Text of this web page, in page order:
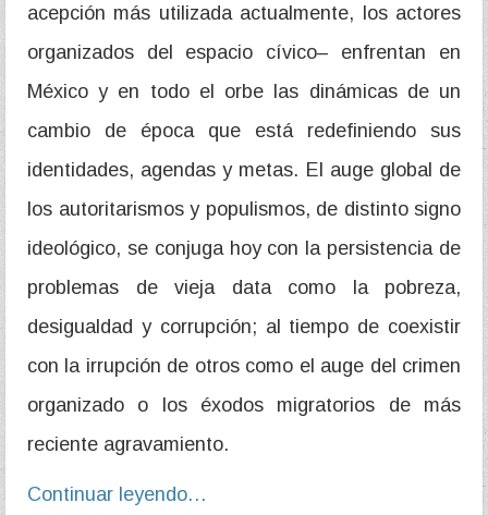
acepción más utilizada actualmente, los actores
organizados del espacio cívico– enfrentan en
México y en todo el orbe las dinámicas de un
cambio de época que está redefiniendo sus
identidades, agendas y metas. El auge global de
los autoritarismos y populismos, de distinto signo
ideológico, se conjuga hoy con la persistencia de
problemas de vieja data como la pobreza,
desigualdad y corrupción; al tiempo de coexistir
con la irrupción de otros como el auge del crimen
organizado o los éxodos migratorios de más
reciente agravamiento.
Continuar leyendo…